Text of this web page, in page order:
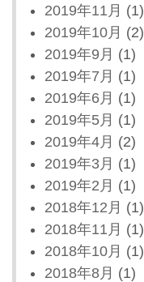
2019年11月 (1)
2019年10月 (2)
2019年9月 (1)
2019年7月 (1)
2019年6月 (1)
2019年5月 (1)
2019年4月 (2)
2019年3月 (1)
2019年2月 (1)
2018年12月 (1)
2018年11月 (1)
2018年10月 (1)
2018年8月 (1)